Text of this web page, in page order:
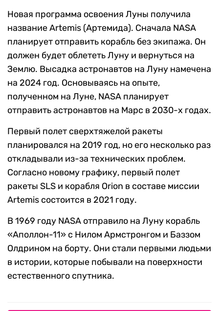
Новая программа освоения Луны получила
название Artemis (Артемида). Сначала NASA
планирует отправить корабль без экипажа. Он
должен будет облететь Луну и вернуться на
Землю. Высадка астронавтов на Луну намечена
на 2024 год. Основываясь на опыте,
полученном на Луне, NASA планирует
отправить астронавтов на Марс в 2030-х годах.
Первый полет сверхтяжелой ракеты
планировался на 2019 год, но его несколько раз
откладывали из-за технических проблем.
Согласно новому графику, первый полет
ракеты SLS и корабля Orion в составе миссии
Artemis состоится в 2021 году.
В 1969 году NASA отправило на Луну корабль
«Аполлон-11» с Нилом Армстронгом и Баззом
Олдрином на борту. Они стали первыми людьми
в истории, которые побывали на поверхности
естественного спутника.